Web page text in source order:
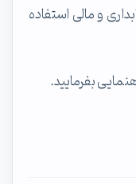
و مالی استفاده
بفرمایید.